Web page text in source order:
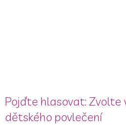
Pojďte hlasovat: Zvolte
dětského povlečení